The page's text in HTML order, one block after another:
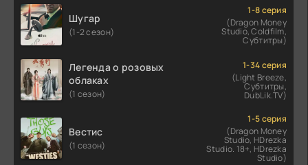
Шугар
(1-2 сезон)
1-8 серия
(Dragon Money
Studio, Coldfilm,
Субтитры)
Легенда о розовых
облаках
(1 сезон)
1-34 серия
(Light Breeze,
Субтитры,
DubLik.TV)
Вестис
(1 сезон)
1-5 серия
(Dragon Money
Studio, HDrezka
Studio. 18+, HDrezka
Studio)